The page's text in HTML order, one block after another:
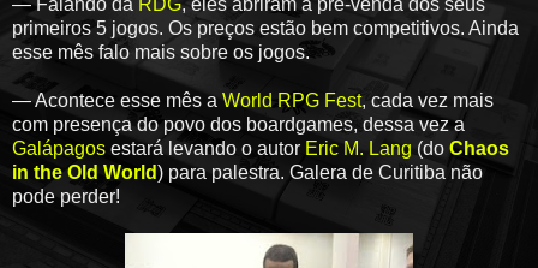
— Falando da RDG, eles abriram a pré-venda dos seus
primeiros 5 jogos. Os preços estão bem competitivos. Ainda
esse mês falo mais sobre os jogos.
— Acontece esse mês a World RPG Fest, cada vez mais
com presença do povo dos boardgames, dessa vez a
Galápagos estará levando o autor Eric M. Lang (do Chaos
in the Old World) para palestra. Galera de Curitiba não
pode perder!